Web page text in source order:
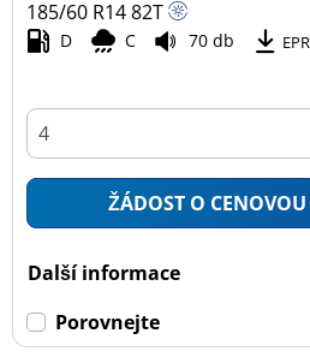
185/60 R1482T
D C 70 db
ŽÁDOST O
Další informace
Porovnejte